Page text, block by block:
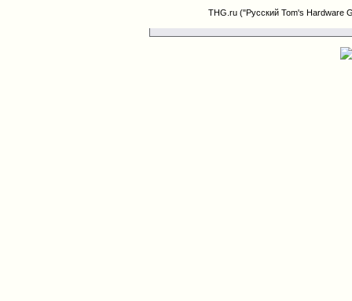
THG.ru ("Русский Tom's Hardware